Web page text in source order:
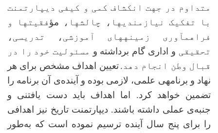
متداوم در جهت انکشاف کمی و کیفی دیپارتمنت
با تفکیک نیازمندی­ها، چالش­ها، مؤفقیت­ها و
فراهم­آوری زمینه­های آموزشی، تدریسی،
تحقیقی و اداری گام برداشته و مسئولیت خود را در
قبال وطن انجام دهد. تعیین اهداف مشخص برای هر
نهاد و برنامه­ی علمی، لازمی بوده و آینده‌ی آن برنامه را
تضمین خواهد کرد. اما اهداف باید دست یافتنی و
جنبه‌ی عملی داشته باشند. دیپارتمنت تاریخ نیز اهدافی
را برای پنج سال آینده ترسیم نموده است که به‌طور